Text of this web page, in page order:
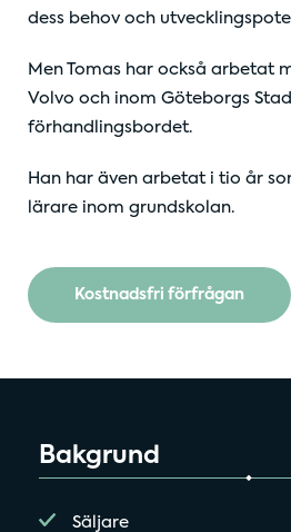
Bakgrund
Säljare
dess behov och
Men Tomas har också arbetat
Volvo och inom Göteborgs
förhandlingsbordet.
Han har även arbetat i tio år
lärare inom grundskolan.
Kostnadsfri förfrågan